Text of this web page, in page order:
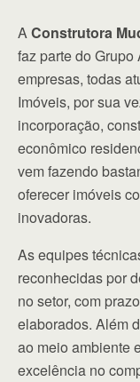
AConstrutora
faz parte do Grupo
empresas, todas
Imóveis, por sua
incorporação,
econômico
vem fazendo
oferecer imóveis
inovadoras.
As equipes
reconhecidas por
no setor, com
elaborados. Além
ao meio ambiente
excelência no